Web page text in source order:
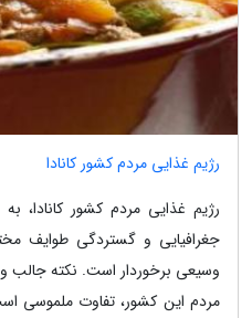
رژیم غذایی مردم کشور کانادا
رژیم غذایی مردم کشور کانادا،
جغرافیایی و گستردگی طوایف
وسیعی برخوردار است. نکته
مردم این کشور، تفاوت ملموسی